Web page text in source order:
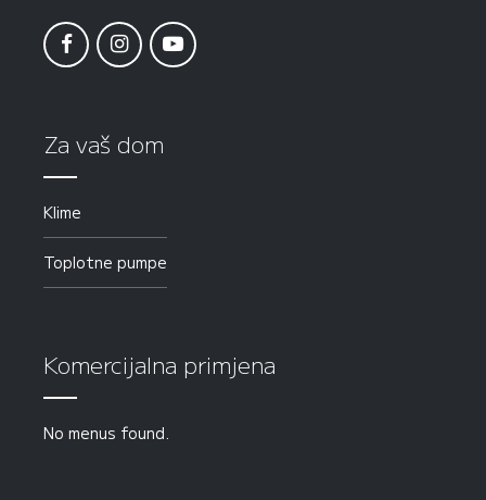
Za vaš dom
Klime
Toplotne pumpe
Komercijalna primjena
No menus found.